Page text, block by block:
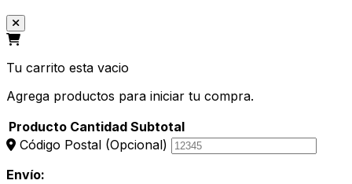
Tu carrito esta vacio
Agrega productos para iniciar tu compra.
Producto Cantidad Subtotal
Código Postal (Opcional)
Envío: